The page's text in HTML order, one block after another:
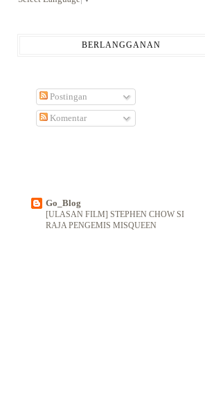
BERLANGGANAN
Postingan
Komentar
Go_Blog
[ULASAN FILM] STEPHEN CHOW SI
RAJA PENGEMIS MISQUEEN